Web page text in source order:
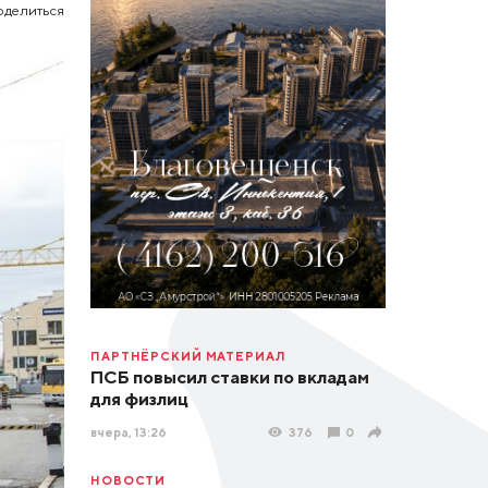
ПАРТНЁРСКИЙ МАТЕРИАЛ
ПСБ повысил ставки по вкладам
для физлиц
вчера, 13:26 376 0
НОВОСТИ